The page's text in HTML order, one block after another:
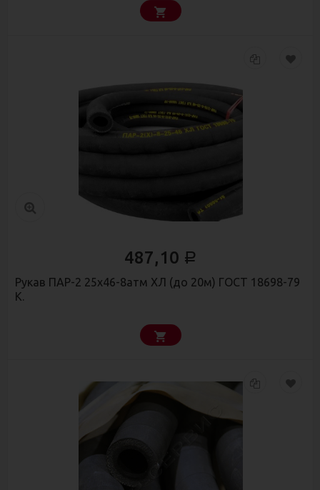
487,10 Р
Рукав ПАР-2 25х46-8атм ХЛ (до 20м) ГОСТ 18698-79
К.